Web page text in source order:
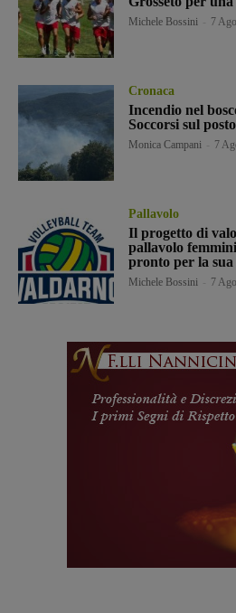
Michele Bossini 7
Cronaca
Incendio nel
Soccorsi sul
Monica Campani 7
Pallavolo
Il progetto di
pallavolo
pronto per la sua
Michele Bossini 7